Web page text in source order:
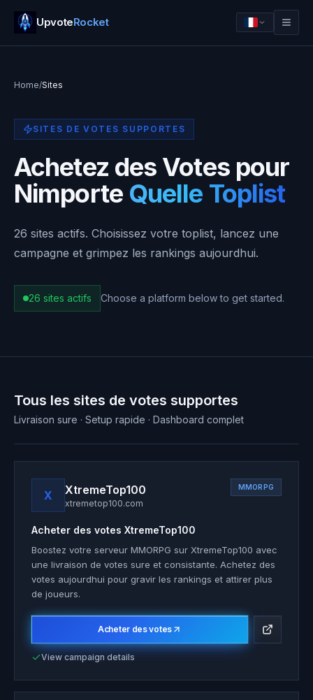
UpvoteRocket
Se connecter Commencer
Home/Sites
SITES DE VOTES SUPPORTES
Achetez des Votes pour
Nimporte Quelle Toplist
26 sites actifs. Choisissez votre toplist, lancez une
campagne et grimpez les rankings aujourdhui.
26 sites actifs Choose a platform below to get started.
Tous les sites de votes supportes
Livraison sure · Setup rapide · Dashboard complet
X XtremeTop100
xtremetop100.com
MMORPG
Acheter des votes XtremeTop100
Boostez votre serveur MMORPG sur XtremeTop100 avec
une livraison de votes sure et consistante. Achetez des
votes aujourdhui pour gravir les rankings et attirer plus
de joueurs.
Acheter des votes
View campaign details